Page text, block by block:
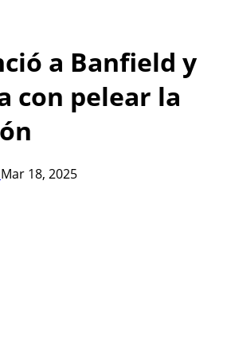
a Banfield y
con pelear la
Mar 18, 2025